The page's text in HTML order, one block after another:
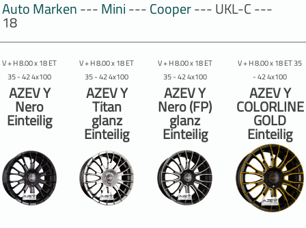
Auto Marken---Mini---Cooper--- UKL-C ---
18
V + H 8.00 x 18 ET
35 - 42 4x100
V + H 8.00 x 18 ET
35 - 42 4x100
V + H 8.00 x 18 ET
35 - 42 4x100
V + H 8.00 x 18 ET 35
- 42 4x100
AZEV Y
Nero
Einteilig
AZEV Y
Titan
glanz
Einteilig
AZEV Y
Nero (FP)
glanz
Einteilig
AZEV Y
COLORLINE
GOLD
Einteilig